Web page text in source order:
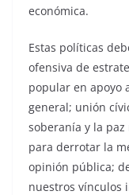
económica.
Estas políticas
ofensiva de
popular en apoyo
general; unión
soberanía y la
para derrotar la
opinión pública;
nuestros vínculos